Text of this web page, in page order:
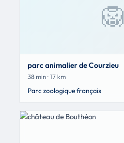
🦁
parc animalier de Courzieu
38 min · 17 km
Parc zoologique français